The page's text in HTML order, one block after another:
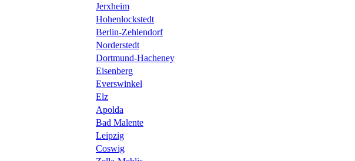
Jerxheim
Hohenlockstedt
Berlin-Zehlendorf
Norderstedt
Dortmund-Hacheney
Eisenberg
Everswinkel
Elz
Apolda
Bad Malente
Leipzig
Coswig